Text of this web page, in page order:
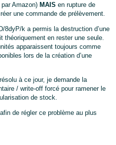
Amazon) MAIS en rupture de
une commande de prélèvement.
8dyP/k a permis la destruction d’une
théoriquement en rester une seule.
apparaissent toujours comme
lors de la création d’une
à ce jour, je demande la
/ write-off forcé pour ramener le
de stock.
de régler ce problème au plus